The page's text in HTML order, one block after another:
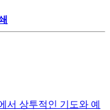
서 상투적인 기도와 예